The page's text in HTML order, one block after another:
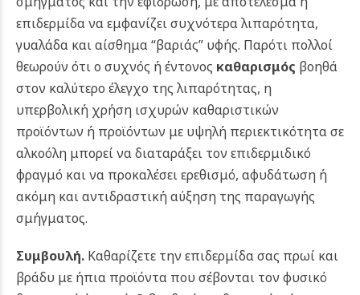
επιδερμίδα να εμφανίζει συχνότερα λιπαρότητα,
γυαλάδα και αίσθημα “βαριάς” υφής. Παρότι πολλοί
θεωρούν ότι ο συχνός ή έντονος καθαρισμός βοηθά
στον καλύτερο έλεγχο της λιπαρότητας, η
υπερβολική χρήση ισχυρών καθαριστικών
προϊόντων ή προϊόντων με υψηλή περιεκτικότητα σε
αλκοόλη μπορεί να διαταράξει τον επιδερμιδικό
φραγμό και να προκαλέσει ερεθισμό, αφυδάτωση ή
ακόμη και αντιδραστική αύξηση της παραγωγής
σμήγματος.
Συμβουλή. Καθαρίζετε την επιδερμίδα σας πρωί και
βράδυ με ήπια προϊόντα που σέβονται τον φυσικό